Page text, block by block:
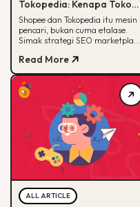
Tokopedia: Kenapa Toko
Online-mu Perlu Lebih dari
Sekadar Etalase
Shopee dan Tokopedia itu mesin
pencari, bukan cuma etalase.
Simak strategi SEO marketplace
produkmu lebih mudah
ditemukan.
Read More
ALL ARTICLE